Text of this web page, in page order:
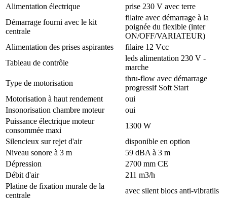
Alimentation électrique
prise 230 V avec terre
Démarrage fourni avec le kit
centrale
filaire avec démarrage à la
poignée du flexible (inter
ON/OFF/VARIATEUR)
Alimentation des prises aspirantes
filaire 12 Vcc
Tableau de contrôle
leds alimentation 230 V -
marche
Type de motorisation
thru-flow avec démarrage
progressif Soft Start
Motorisation à haut rendement
oui
Insonorisation chambre moteur
oui
Puissance électrique moteur
consommée maxi
1300 W
Silencieux sur rejet d'air
disponible en option
Niveau sonore à 3 m
59 dBA à 3 m
Dépression
2700 mm CE
Débit d'air
211 m3/h
Platine de fixation murale de la
centrale
avec silent blocs anti-vibratils